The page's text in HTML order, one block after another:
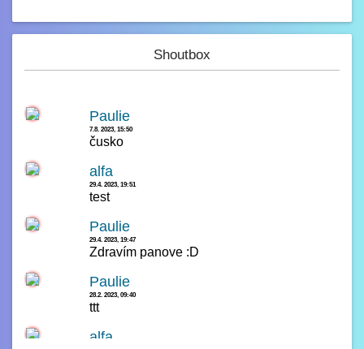
Shoutbox
Paulie
7.8. 2023, 15:50
čusko
alfa
29.4. 2023, 19:51
test
Paulie
29.4. 2023, 19:47
Zdravím panove :D
Paulie
28.2. 2023, 09:40
ttt
alfa